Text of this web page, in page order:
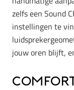
zelfs een Sound
instellingen te
jouw oren blijft,